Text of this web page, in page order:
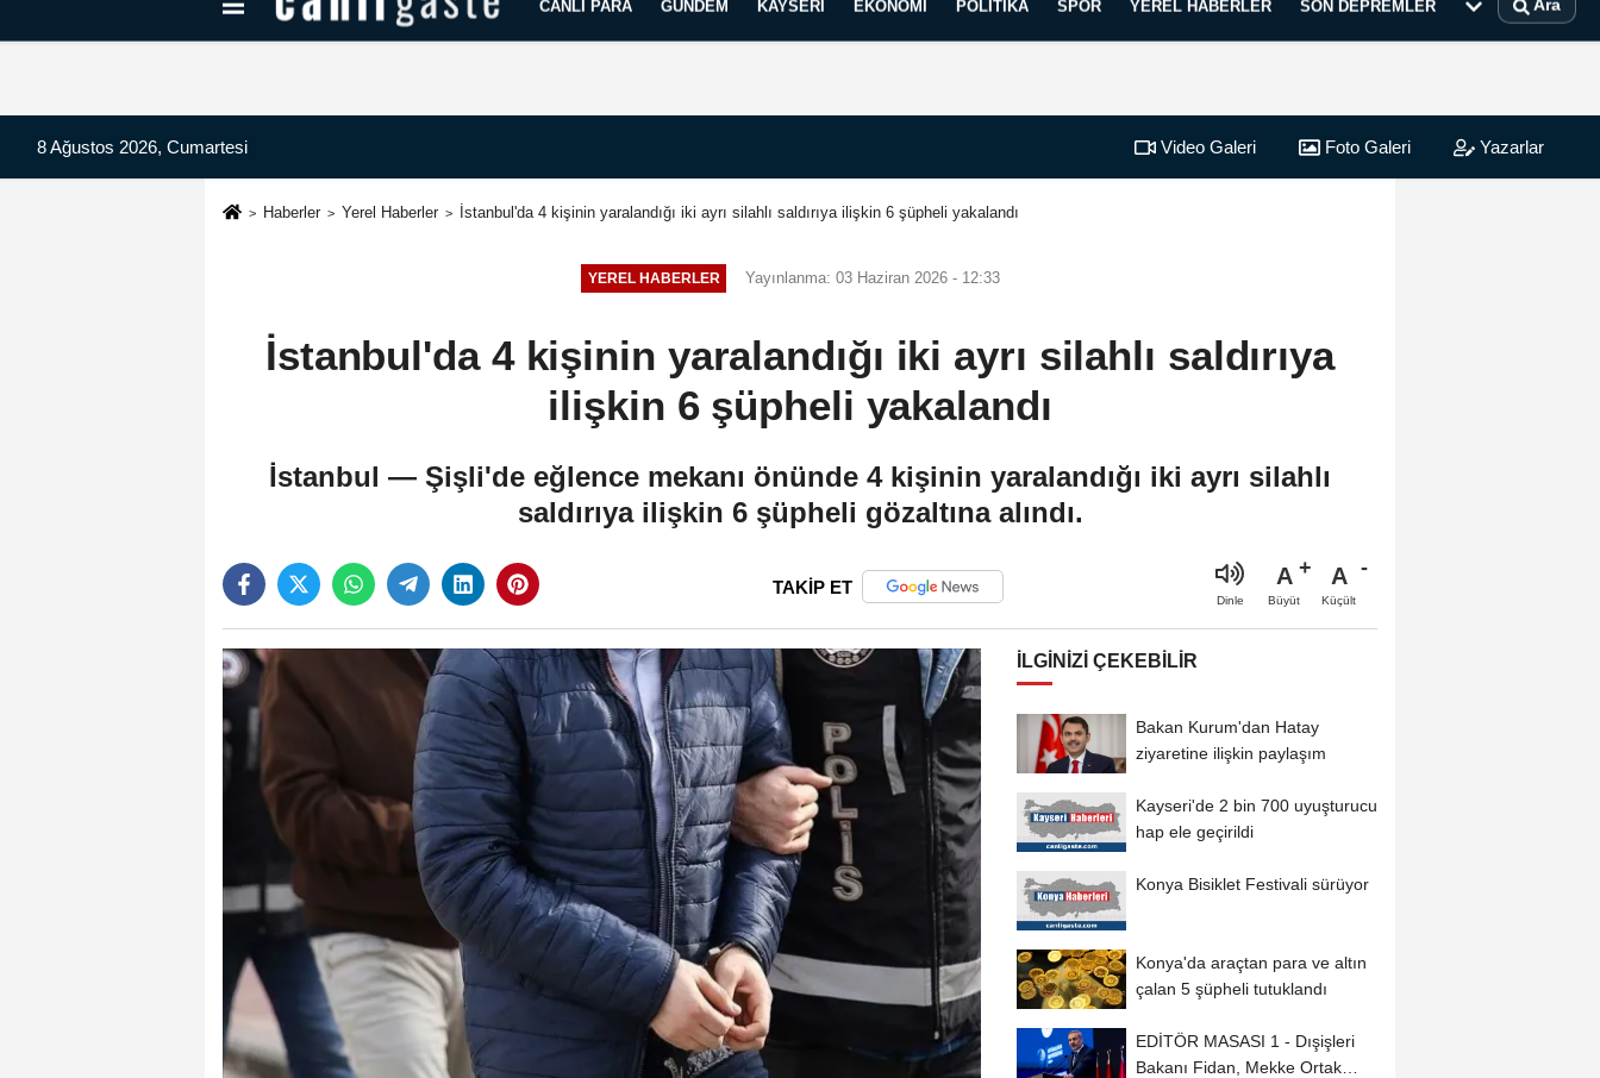
Kayseri Haberleri Can Radyo Dinle
CANLI PARA GÜNDEM KAYSERI EKONOMI POLITIKA SPOR YEREL HABERLER SON DEPREMLER Ara
8 Ağustos 2026, Cumartesi Video Galeri Foto Galeri Yazarlar
Haberler Yerel Haberler İstanbul'da 4 kişinin yaralandığı iki ayrı silahlı saldırıya ilişkin 6 şüpheli yakalandı
YEREL HABERLER Yayınlanma: 03 Haziran 2026 - 12:33
İstanbul'da 4 kişinin yaralandığı iki ayrı silahlı saldırıya
ilişkin 6 şüpheli yakalandı
İstanbul — Şişli'de eğlence mekanı önünde 4 kişinin yaralandığı iki ayrı silahlı
saldırıya ilişkin 6 şüpheli gözaltına alındı.
TAKİP ET
Dinle
A
Büyüt
A
Küçült
İLGINIZI ÇEKEBILIR
Bakan Kurum'dan Hatay
ziyaretine ilişkin paylaşım
Kayseri'de 2 bin 700 uyuşturucu
hap ele geçirildi
Konya Bisiklet Festivali sürüyor
Konya'da araçtan para ve altın
çalan 5 şüpheli tutuklandı
EDİTÖR MASASI 1 - Dışişleri
Bakanı Fidan, Mekke Ortak